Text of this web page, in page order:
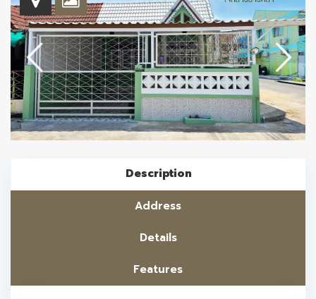
Description
Address
Details
Features